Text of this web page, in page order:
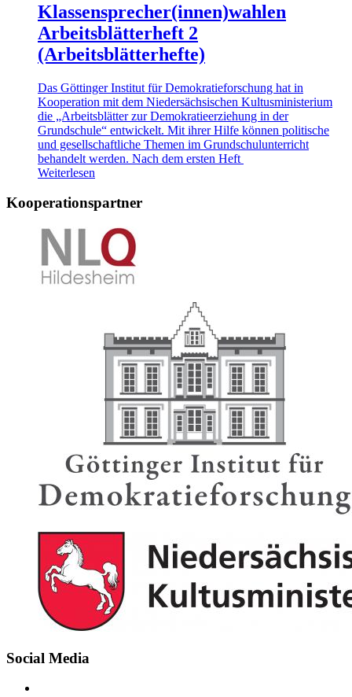
Klassensprecher(innen)wahlen
Arbeitsblätterheft 2
(Arbeitsblätterhefte)
Das Göttinger Institut für Demokratieforschung hat in
Kooperation mit dem Niedersächsischen Kultusministerium
die „Arbeitsblätter zur Demokratieerziehung in der
Grundschule“ entwickelt. Mit ihrer Hilfe können politische
und gesellschaftliche Themen im Grundschulunterricht
behandelt werden. Nach dem ersten Heft
Weiterlesen
Kooperationspartner
Social Media